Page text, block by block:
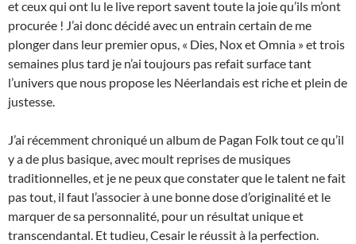
et ceux qui ont lu le live report savent toute la joie qu’ils m’ont
procurée ! J’ai donc décidé avec un entrain certain de me
plonger dans leur premier opus, « Dies, Nox et Omnia » et trois
semaines plus tard je n’ai toujours pas refait surface tant
l’univers que nous propose les Néerlandais est riche et plein de
justesse.
J’ai récemment chroniqué un album de Pagan Folk tout ce qu’il
y a de plus basique, avec moult reprises de musiques
traditionnelles, et je ne peux que constater que le talent ne fait
pas tout, il faut l’associer à une bonne dose d’originalité et le
marquer de sa personnalité, pour un résultat unique et
transcendantal. Et tudieu, Cesair le réussit à la perfection.